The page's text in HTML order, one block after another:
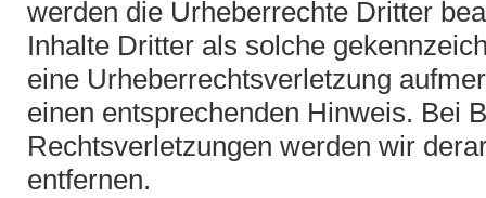
werden die Urheberrechte Dritter
Inhalte Dritter als solche
eine Urheberrechtsverletzung
einen entsprechenden Hinweis. Bei
Rechtsverletzungen werden wir
entfernen.